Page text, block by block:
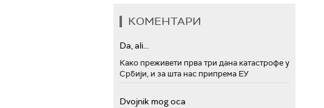
КОМЕНТАРИ
Da, ali...
Како преживети прва три дана катастрофе у
Србији, и за шта нас припрема ЕУ
Dvojnik mog oca